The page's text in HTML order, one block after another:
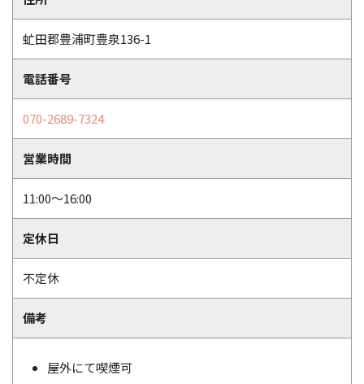
虻田郡豊浦町豊泉136-1
電話番号
070-2689-7324
営業時間
11:00～16:00
定休日
不定休
備考
屋外にて喫煙可